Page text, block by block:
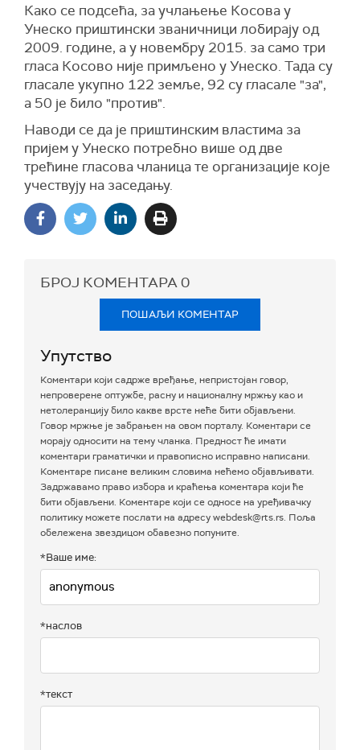
Како се подсећа, за учлањење Косова у
Унеско приштински званичници лобирају од
2009. године, а у новембру 2015. за само три
гласа Косово није примљено у Унеско. Тада су
гласале укупно 122 земље, 92 су гласале "за",
а 50 је било "против".
Наводи се да је приштинским властима за
пријем у Унеско потребно више од две
трећине гласова чланица те организације које
учествују на заседању.
БРОЈ КОМЕНТАРА0
ПОШАЉИ КОМЕНТАР
Упутство
Коментари који садрже вређање, непристојан говор,
непроверене оптужбе, расну и националну мржњу као и
нетолеранцију било какве врсте неће бити објављени.
Говор мржње је забрањен на овом порталу. Коментари се
морају односити на тему чланка. Предност ће имати
коментари граматички и правописно исправно написани.
Коментаре писане великим словима нећемо објављивати.
Задржавамо право избора и краћења коментара који ће
бити објављени. Коментаре који се односе на уређивачку
политику можете послати на адресу webdesk@rts.rs. Поља
обележена звездицом обавезно попуните.
*Ваше име:
*наслов
*текст